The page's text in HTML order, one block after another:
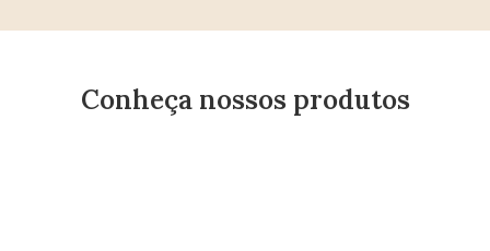
Conheça nossos produtos